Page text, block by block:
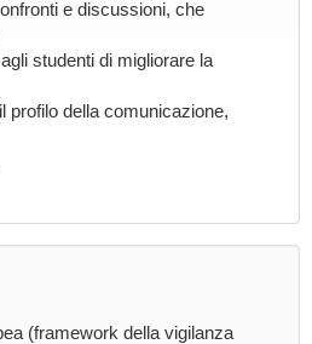
e discussioni, che
studenti di migliorare la
profilo della comunicazione,
(framework della vigilanza